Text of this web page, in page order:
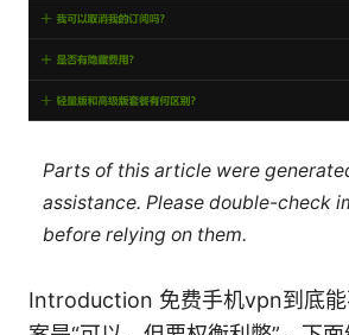
Parts of this article were
assistance. Please double-check
before relying on them.
Introduction 免费手机vpn到底